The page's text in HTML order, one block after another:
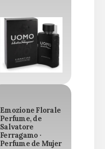
Emozione Florale
Perfume, de
Salvatore
Ferragamo ·
Perfume de Mujer